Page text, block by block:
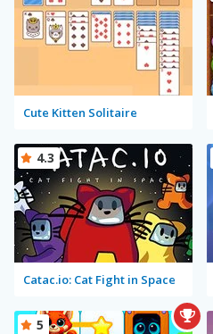
Cute Kitten Solitaire
Catac.io: Cat Fight in Space
4.3
5